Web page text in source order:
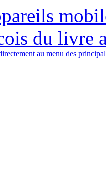
du livre
au menu des